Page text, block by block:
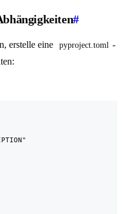
#
erstelle eine pyproject.toml -